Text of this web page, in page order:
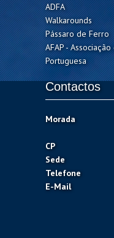
ADFA
Walkarounds
Pássaro de Ferro
AFAP -
Portuguesa
Contactos
Morada
CP
Sede
Telefone
E-Mail